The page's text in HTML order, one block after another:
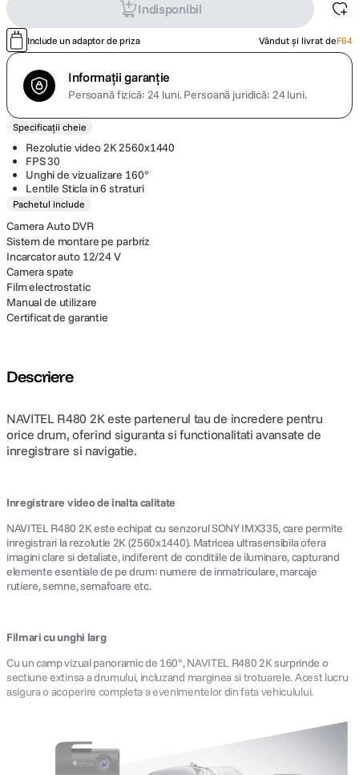
Indisponibil
Include un adaptor de priza Vândut și livrat deF64
Informații garanție
Persoană fizică: 24 luni.Persoană juridică: 24 luni.
Specificații cheie
Rezolutie video 2K 2560x1440
FPS 30
Unghi de vizualizare 160°
Lentile Sticla in 6 straturi
Pachetul include
Camera Auto DVR
Sistem de montare pe parbriz
Incarcator auto 12/24 V
Camera spate
Film electrostatic
Manual de utilizare
Certificat de garantie
Descriere
NAVITEL R480 2K este partenerul tau de incredere pentru
orice drum, oferind siguranta si functionalitati avansate de
inregistrare si navigatie.
Inregistrare video de inalta calitate
NAVITEL R480 2K este echipat cu senzorul SONY IMX335, care permite
inregistrari la rezolutie 2K (2560x1440). Matricea ultrasensibila ofera
imagini clare si detaliate, indiferent de conditiile de iluminare, capturand
elemente esentiale de pe drum: numere de inmatriculare, marcaje
rutiere, semne, semafoare etc.
Filmari cu unghi larg
Cu un camp vizual panoramic de 160°, NAVITEL R480 2K surprinde o
sectiune extinsa a drumului, incluzand marginea si trotuarele. Acest lucru
asigura o acoperire completa a evenimentelor din fata vehiculului.